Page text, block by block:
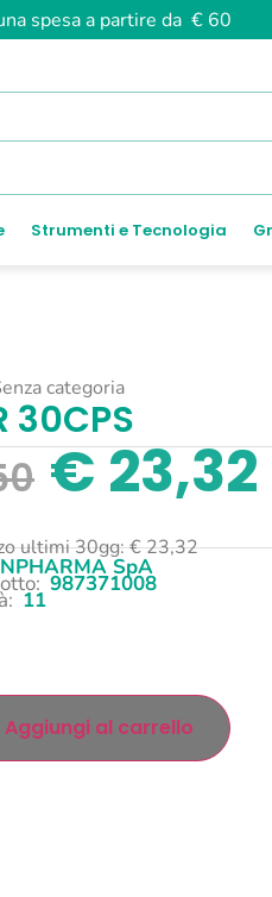
spesa a partire da € 60
Strumenti e Tecnologia
categoria
30CPS
€23,32
ultimi 30gg:€23,32
SpA
987371008
11
Aggiungi al carrello